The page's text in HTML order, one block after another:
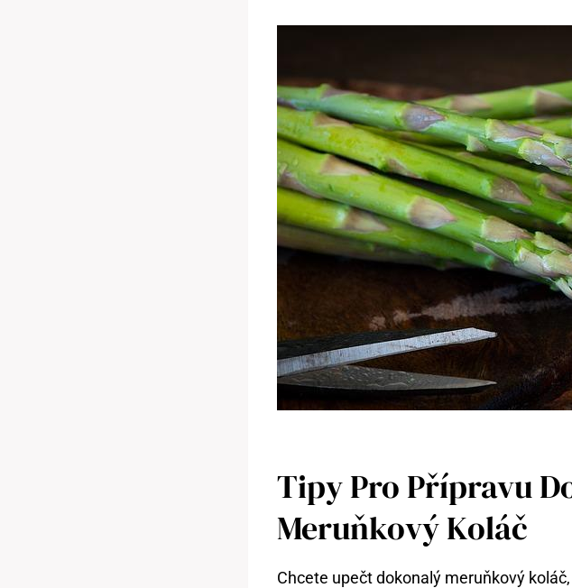
Tipy Pro Přípravu
Meruňkový Koláč
Chcete upečt dokonalý meruňkový